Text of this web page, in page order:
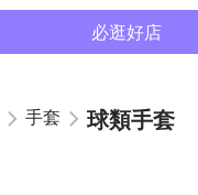
必逛好店
手套 球類手套